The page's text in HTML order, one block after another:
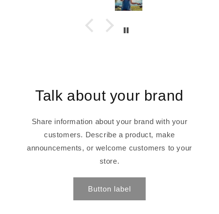
Talk about your brand
Share information about your brand with your
customers. Describe a product, make
announcements, or welcome customers to your
store.
Button label